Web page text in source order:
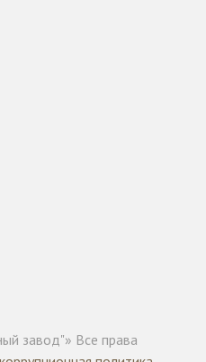
завод"» Все права